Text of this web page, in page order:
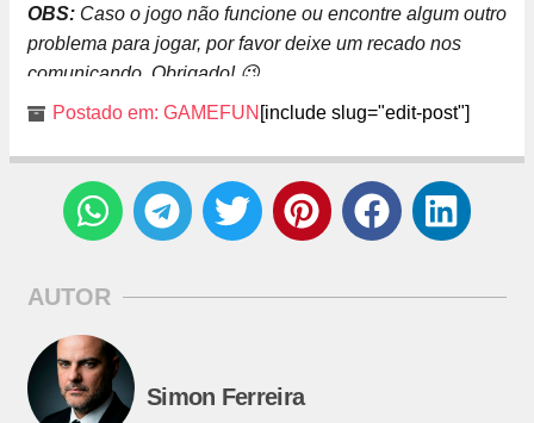
OBS: Caso o jogo não funcione ou encontre algum outro
problema para jogar, por favor deixe um recado nos
comunicando. Obrigado! 😉
Postado em: GAMEFUN [include slug="edit-post"]
AUTOR
Simon Ferreira